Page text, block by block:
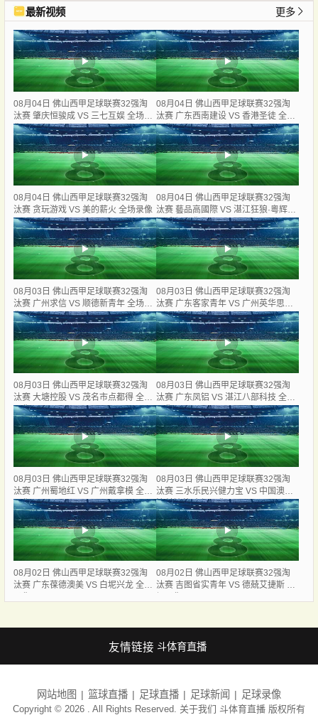
最新视频 更多
08月04日 佛山西甲足球联赛32强淘
汰赛 肇庆恒骏成 VS 三七互娱 全场录
像
08月04日 佛山西甲足球联赛32强淘
汰赛 广东西南建设 VS 香港圣徒 全场
录像
08月04日 佛山西甲足球联赛32强淘
汰赛 贪玩游戏 VS 美的薪火 全场录像
08月04日 佛山西甲足球联赛32强淘
汰赛 藝品高國際 VS 湛江狂狼·粵辉能
源 全场录像
08月03日 佛山西甲足球联赛32强淘
汰赛 广州求信 VS 顺德新青年 全场录
像
08月03日 佛山西甲足球联赛32强淘
汰赛 广东客家青年 VS 广州英华思力
U17 全场录像
08月03日 佛山西甲足球联赛32强淘
汰赛 大塘控股 VS 茂名市点都得 全场
录像
08月03日 佛山西甲足球联赛32强淘
汰赛 广东凤铝 VS 湛江八部科技 全场
录像
08月03日 佛山西甲足球联赛32强淘
汰赛 广州蜀地红 VS 广州戴拿模 全场
录像
08月03日 佛山西甲足球联赛32强淘
汰赛 三水乐民兴健力宝 VS 中国澳门
澳科精英 全场录像
08月02日 佛山西甲足球联赛32强淘
汰赛 广东葆德澳美 VS 白坭兴龙 全场
08月02日 佛山西甲足球联赛32强淘
汰赛 吉图省实青年 VS 德兢艾捷斯 全
友情链接 斗体育直播
网站地图 篮球直播 足球直播 足球新闻 足球录像
Copyright © 2026 . All Rights Reserved. 关于我们 斗体育直播 版权所有